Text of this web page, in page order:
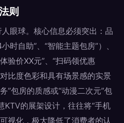
则
眼球。核心信息必须突出：品
时自助”、“智能主题包房”）、
验价XX元”、“扫码领优惠
比度色彩和具有场景感的实景
”包房的质感或“动漫二次元”包
KTV的展架设计，往往将“手机
视化，极大降低了消费者的认